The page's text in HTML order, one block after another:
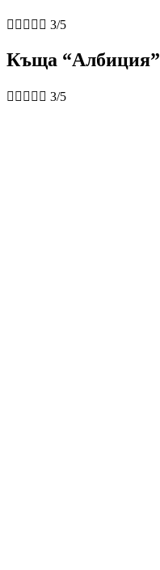
     3/5
Къща “Албиция”
     3/5